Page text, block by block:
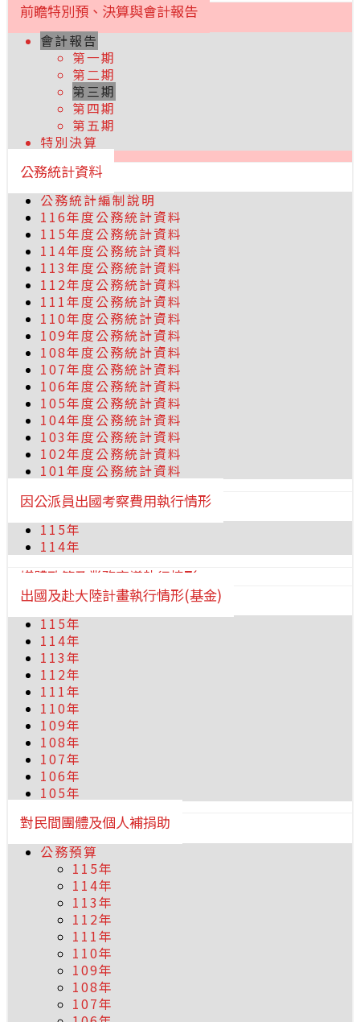
前瞻特別預、決算與會計報告
會計報告
第一期
第二期
第三期
第四期
第五期
特別決算
公務統計資料
公務統計編制說明
116年度公務統計資料
115年度公務統計資料
114年度公務統計資料
113年度公務統計資料
112年度公務統計資料
111年度公務統計資料
110年度公務統計資料
109年度公務統計資料
108年度公務統計資料
107年度公務統計資料
106年度公務統計資料
105年度公務統計資料
104年度公務統計資料
103年度公務統計資料
102年度公務統計資料
101年度公務統計資料
因公派員出國考察費用執行情形
115年
114年
媒體政策及業務宣導執行情形
出國及赴大陸計畫執行情形(基金)
115年
114年
113年
112年
111年
110年
109年
108年
107年
106年
105年
對民間團體及個人補捐助
公務預算
115年
114年
113年
112年
111年
110年
109年
108年
107年